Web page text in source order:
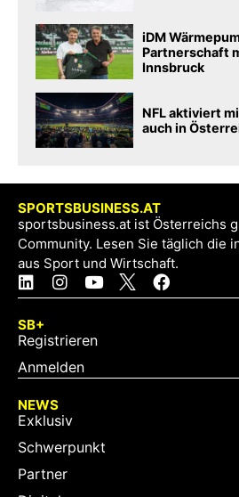
iDM
Partnerschaft
Innsbruck
NFL aktiviert
auch in
SPORTSBUSINESS.AT
sportsbusiness.at ist Österreichs
Community. Lesen Sie täglich die
aus Sport und Wirtschaft.
SB+
Registrieren
Anmelden
NEWS
Exklusiv
Schwerpunkt
Partner